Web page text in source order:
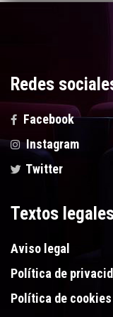
Redes
Facebook
Instagram
Twitter
Textos
Aviso legal
Política de
Política de cookies